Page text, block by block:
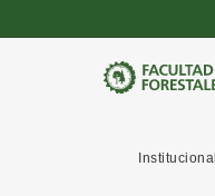
Institucional